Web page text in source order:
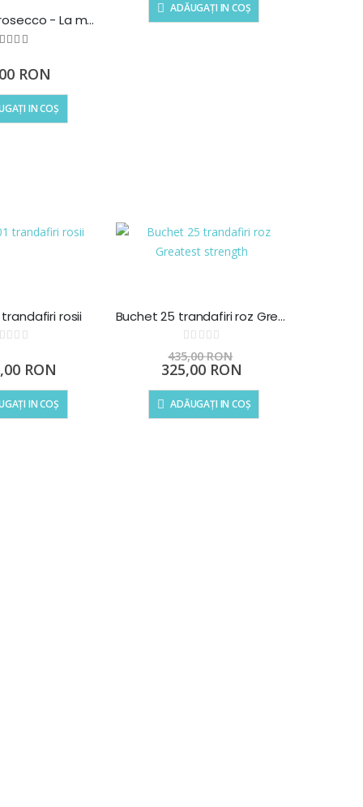
Flori, Tort si Prosecco - La multi ani! (precomanda 24h)
Rating:
RON
IN COȘ
ADĂUGAȚI IN COȘ
trandafiri rosii
Rating:
RON
IN COȘ
Buchet 25 trandafiri roz Greatest strength
Rating:
0%
435,00 RON
Preț
special
325,00 RON
ADĂUGAȚI IN COȘ